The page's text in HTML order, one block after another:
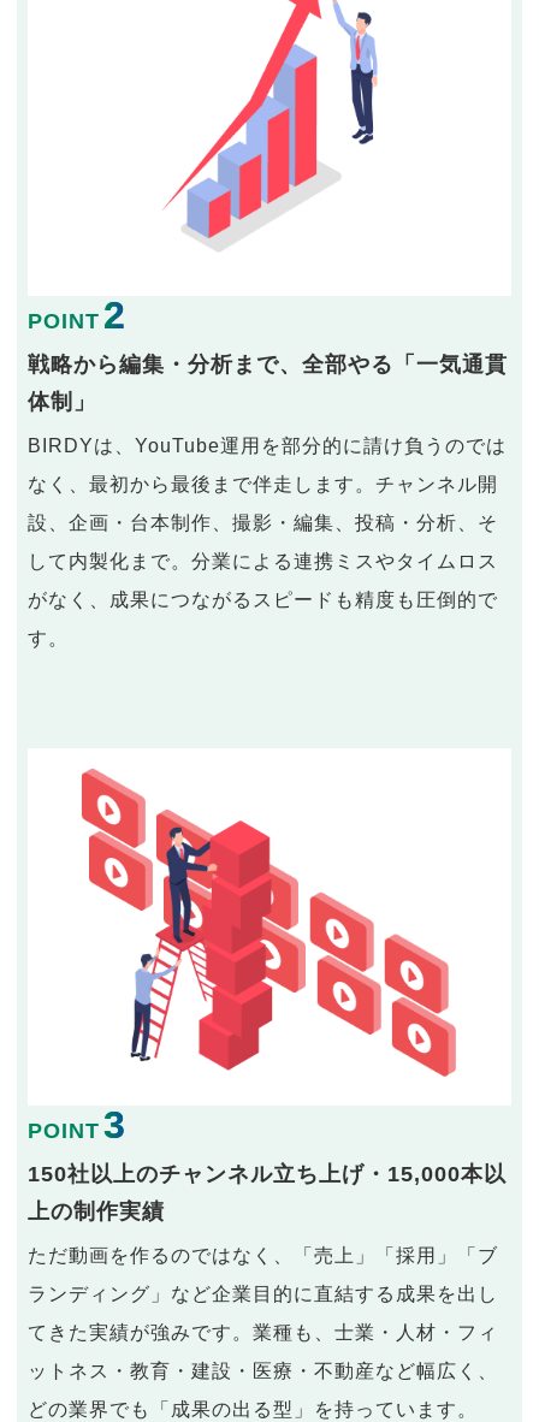
POINT 2
戦略から編集・分析まで、全部やる「一気通貫
体制」
BIRDYは、YouTube運用を部分的に請け負うのでは
なく、最初から最後まで伴走します。チャンネル開
設、企画・台本制作、撮影・編集、投稿・分析、そ
して内製化まで。分業による連携ミスやタイムロス
がなく、成果につながるスピードも精度も圧倒的で
す。
POINT 3
150社以上のチャンネル立ち上げ・15,000本以
上の制作実績
ただ動画を作るのではなく、「売上」「採用」「ブ
ランディング」など企業目的に直結する成果を出し
てきた実績が強みです。業種も、士業・人材・フィ
ットネス・教育・建設・医療・不動産など幅広く、
どの業界でも「成果の出る型」を持っています。